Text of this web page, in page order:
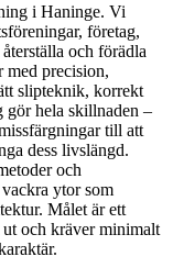
i Haninge. Vi
företag,
och förädla
med precision,
slipteknik, korrekt
gör hela skillnaden –
till att
dess livslängd.
och
ytor som
Målet är ett
och kräver minimalt